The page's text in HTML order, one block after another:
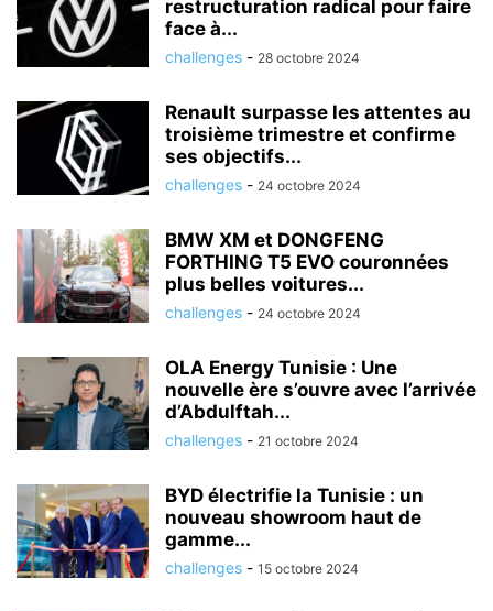
restructuration radical pour faire
face à...
challenges - 28 octobre 2024
Renault surpasse les attentes au
troisième trimestre et confirme
ses objectifs...
challenges - 24 octobre 2024
BMW XM et DONGFENG
FORTHING T5 EVO couronnées
plus belles voitures...
challenges - 24 octobre 2024
OLA Energy Tunisie : Une
nouvelle ère s’ouvre avec l’arrivée
d’Abdulftah...
challenges - 21 octobre 2024
BYD électrifie la Tunisie : un
nouveau showroom haut de
gamme...
challenges - 15 octobre 2024